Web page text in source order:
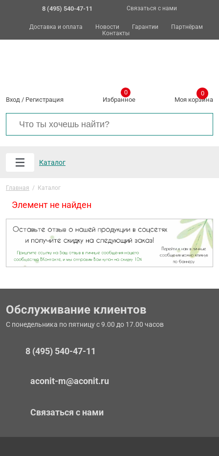
8 (495) 540-47-11 Связаться с нами
Доставка и оплата Новости Гарантии
Партнёрам
Контакты
Вход / Регистрация Избранное
0
Моя корзина
0
Каталог
Главная / Каталог
Элемент не найден
Обслуживание клиентов
С понедельника по пятницу с 9.00 до 17.00 часов
8 (495) 540-47-11
aconit-m@aconit.ru
Связаться с нами